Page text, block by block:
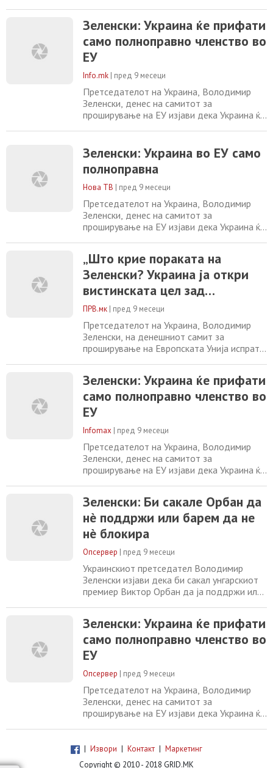
На форум за проширување на ЕУ што се
одржува во Брисел, Зеленски нагласи дека
„Орбан има што да ѝ понуди на Украина,
која во моментов ја брани цела Европа
Зеленски: Украина ќе прифати
само полноправно членство во
ЕУ
Info.mk | пред 9 месеци
Претседателот на Украина, Володимир
Зеленски, денес на самитот за
проширување на ЕУ изјави дека Украина ќе
членство во ЕУ, тоа мора да биде
полноправно. Ми се чини дека е многу
важно да имаме еднакви земји на иста
маса“, рече Зеленски. Тој додаде дека е
Зеленски: Украина во ЕУ само
полноправна
Нова ТВ | пред 9 месеци
Претседателот на Украина, Володимир
Зеленски, денес на самитот за
проширување на ЕУ изјави дека Украина ќе
членство во ЕУ, тоа мора да биде
полноправно. Ми се чини дека е многу
важно да имаме еднакви земји на иста
маса, рече Зеленски. Тој додаде дека е
важно членките на ЕУ да
„Што крие пораката на
Зеленски? Украина ја откри
вистинската цел зад
преговорите со ЕУ“
ПРВ.мк | пред 9 месеци
Претседателот на Украина, Володимир
Зеленски, на денешниот самит за
проширување на Европската Унија испрати
ЕУ, а не на никакви привремени или
ограничени форми на интеграција. „Ако
зборуваме за членство во ЕУ, тоа мора да
биде полноправно. Ми се чини дека е
многу важно да
Зеленски: Украина ќе прифати
само полноправно членство во
ЕУ
Infomax | пред 9 месеци
Претседателот на Украина, Володимир
Зеленски, денес на самитот за
проширување на ЕУ изјави дека Украина ќе
членство во ЕУ, тоа мора да биде
полноправно. Ми се чини дека е многу
важно да имаме еднакви земји на иста
маса“, рече Зеленски. Тој додаде дека е
важно членките на ЕУ
Зеленски: Би сакале Орбан да
нè поддржи или барем да не
нè блокира
Опсервер | пред 9 месеци
Украинскиот претседател Володимир
Зеленски изјави дека би сакал унгарскиот
премиер Виктор Орбан да ја поддржи или
На форум за проширување на ЕУ во
Брисел, Зеленски рече дека „Орбан има
што да ѝ понуди на Украина, која во
моментов ја брани цела Европа од Русија“.
Процесот
Зеленски: Украина ќе прифати
само полноправно членство во
ЕУ
Опсервер | пред 9 месеци
Претседателот на Украина, Володимир
Зеленски, денес на самитот за
проширување на ЕУ изјави дека Украина ќе
членство во ЕУ, тоа мора да биде
полноправно. Ми се чини дека е многу
| Извори | Контакт | Маркетинг
Copyright © 2010 - 2018 GRID.MK